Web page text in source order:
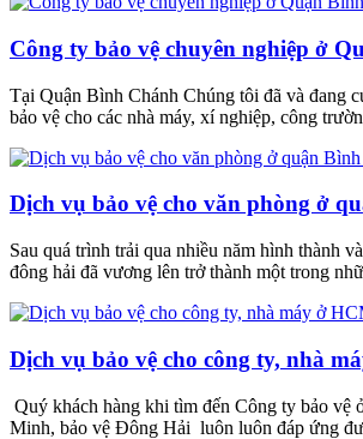
Công ty bảo vệ chuyên nghiệp ở
Tại Quận Bình Chánh Chúng tôi đã và đang
bảo vệ cho các nhà máy, xí nghiệp, công
Dịch vụ bảo vệ cho văn phòng ở
Sau quá trình trải qua nhiều năm hình thành
đông hải đã vương lên trở thành một trong
Dịch vụ bảo vệ cho công ty, nhà
Quý khách hàng khi tìm đến Công ty bảo vệ
Minh, bảo vệ Đông Hải luôn luôn đáp ứng